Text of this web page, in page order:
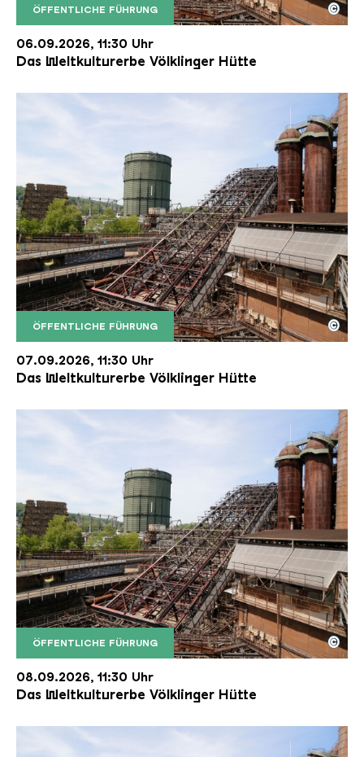
ÖFFENTLICHE FÜHRUNG
Der Erzschrägaufzug der Völklinger Hütte mit
Copyright: Weltkulturerbe Völklinger Hütte | Karl
©
06.09.2026, 11:30 Uhr
Das Weltkulturerbe Völklinger Hütte
ÖFFENTLICHE FÜHRUNG
Der Erzschrägaufzug der Völklinger Hütte mit
Copyright: Weltkulturerbe Völklinger Hütte | Karl
©
07.09.2026, 11:30 Uhr
Das Weltkulturerbe Völklinger Hütte
ÖFFENTLICHE FÜHRUNG
Der Erzschrägaufzug der Völklinger Hütte mit
Copyright: Weltkulturerbe Völklinger Hütte | Karl
©
08.09.2026, 11:30 Uhr
Das Weltkulturerbe Völklinger Hütte